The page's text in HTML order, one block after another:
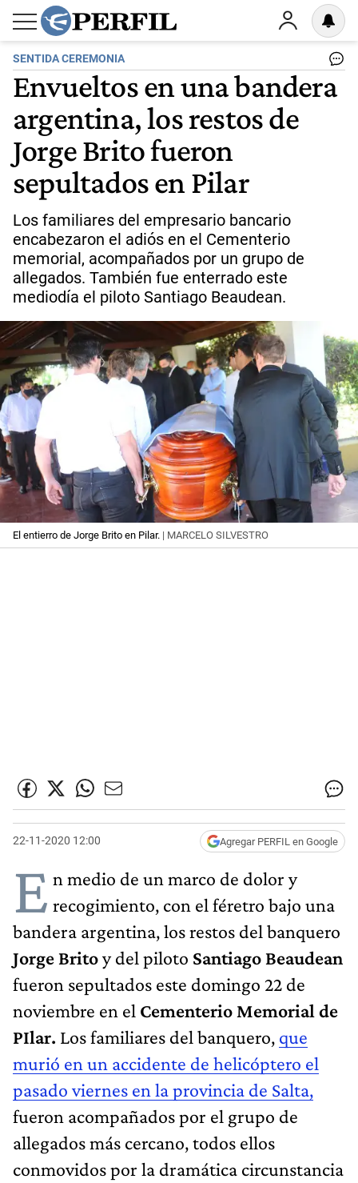
SENTIDA CEREMONIA
Envueltos en una bandera
argentina, los restos de
Jorge Brito fueron
sepultados en Pilar
Los familiares del empresario bancario
encabezaron el adiós en el Cementerio
memorial, acompañados por un grupo de
allegados. También fue enterrado este
mediodía el piloto Santiago Beaudean.
El entierro de Jorge Brito en Pilar. | MARCELO SILVESTRO
22-11-2020 12:00 Agregar PERFIL en Google
E n medio de un marco de dolor y
recogimiento, con el féretro bajo una
bandera argentina, los restos del banquero
Jorge Britoy del piloto Santiago Beaudean
fueron sepultados este domingo 22 de
noviembre en el Cementerio Memorial de
PIlar. Los familiares del banquero, que
murió en un accidente de helicóptero el
pasado viernes en la provincia de Salta,
fueron acompañados por el grupo de
allegados más cercano, todos ellos
conmovidos por la dramática circunstancia